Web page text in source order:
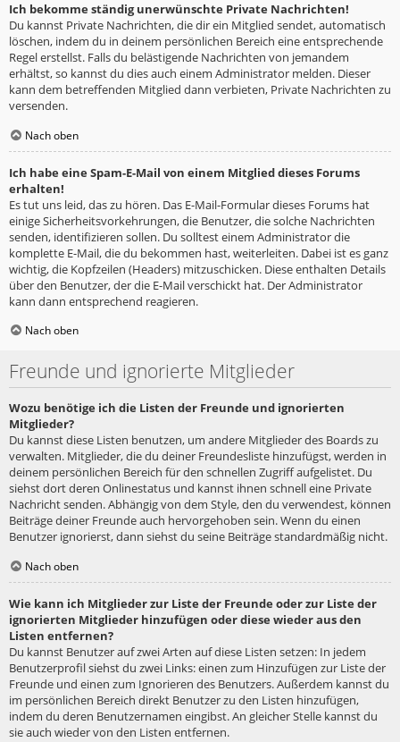
Ich bekomme ständig unerwünschte Private Nachrichten!
Du kannst Private Nachrichten, die dir ein Mitglied sendet, automatisch
löschen, indem du in deinem persönlichen Bereich eine entsprechende
Regel erstellst. Falls du belästigende Nachrichten von jemandem
erhältst, so kannst du dies auch einem Administrator melden. Dieser
kann dem betreffenden Mitglied dann verbieten, Private Nachrichten zu
versenden.
Nach oben
Ich habe eine Spam-E-Mail von einem Mitglied dieses Forums
erhalten!
Es tut uns leid, das zu hören. Das E-Mail-Formular dieses Forums hat
einige Sicherheitsvorkehrungen, die Benutzer, die solche Nachrichten
senden, identifizieren sollen. Du solltest einem Administrator die
komplette E-Mail, die du bekommen hast, weiterleiten. Dabei ist es ganz
wichtig, die Kopfzeilen (Headers) mitzuschicken. Diese enthalten Details
über den Benutzer, der die E-Mail verschickt hat. Der Administrator
kann dann entsprechend reagieren.
Nach oben
Freunde und ignorierte Mitglieder
Wozu benötige ich die Listen der Freunde und ignorierten
Mitglieder?
Du kannst diese Listen benutzen, um andere Mitglieder des Boards zu
verwalten. Mitglieder, die du deiner Freundesliste hinzufügst, werden in
deinem persönlichen Bereich für den schnellen Zugriff aufgelistet. Du
siehst dort deren Onlinestatus und kannst ihnen schnell eine Private
Nachricht senden. Abhängig von dem Style, den du verwendest, können
Beiträge deiner Freunde auch hervorgehoben sein. Wenn du einen
Benutzer ignorierst, dann siehst du seine Beiträge standardmäßig nicht.
Nach oben
Wie kann ich Mitglieder zur Liste der Freunde oder zur Liste der
ignorierten Mitglieder hinzufügen oder diese wieder aus den
Listen entfernen?
Du kannst Benutzer auf zwei Arten auf diese Listen setzen: In jedem
Benutzerprofil siehst du zwei Links: einen zum Hinzufügen zur Liste der
Freunde und einen zum Ignorieren des Benutzers. Außerdem kannst du
im persönlichen Bereich direkt Benutzer zu den Listen hinzufügen,
indem du deren Benutzernamen eingibst. An gleicher Stelle kannst du
sie auch wieder von den Listen entfernen.